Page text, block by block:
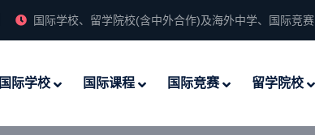
国际学校、留学院校(含中外合作)及海外中学、国际竞赛
国际学校 国际课程 国际竞赛 留学院校